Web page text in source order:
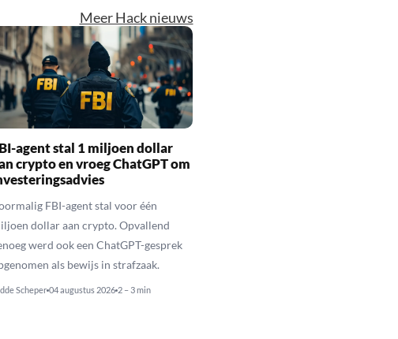
Meer Hack nieuws
agent stal 1 miljoen dollar
crypto en vroeg ChatGPT om
FBI-agent stal voor één
dollar aan crypto. Opvallend
werd ook een ChatGPT-gesprek
als bewijs in strafzaak.
Scheper 04 augustus 2026 2 – 3 min